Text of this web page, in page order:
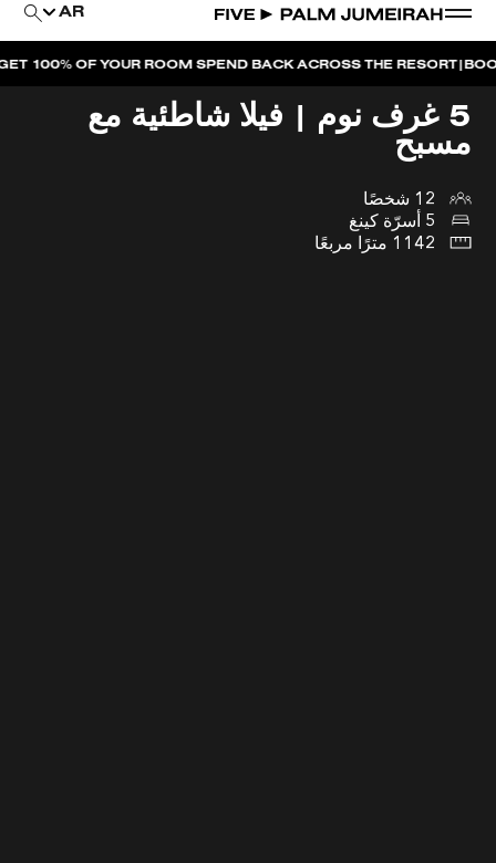
AR
YOUR ROOM SPEND BACK ACROSS THE RESORT| BOOK NOW
5 غرف نوم | فيلا شاطئية مع
مسبح
12 شخصًا
5 أسرّة كينغ
1142 مترًا مربعًا